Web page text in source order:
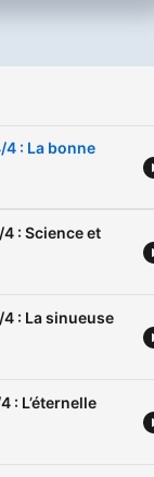
: La bonne
: Science et
: La sinueuse
: L’éternelle